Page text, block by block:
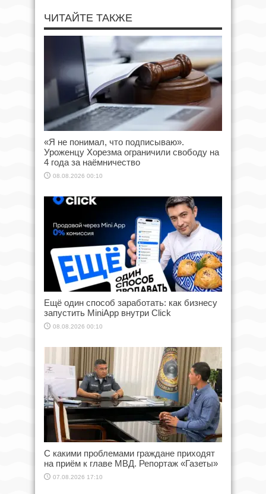
ЧИТАЙТЕ ТАКЖЕ
«Я не понимал, что подписываю».
Уроженцу Хорезма ограничили свободу на
4 года за наёмничество
08.08.2026 00:10
Ещё один способ заработать: как бизнесу
запустить MiniApp внутри Click
08.08.2026 00:10
С какими проблемами граждане приходят
на приём к главе МВД. Репортаж «Газеты»
07.08.2026 17:10